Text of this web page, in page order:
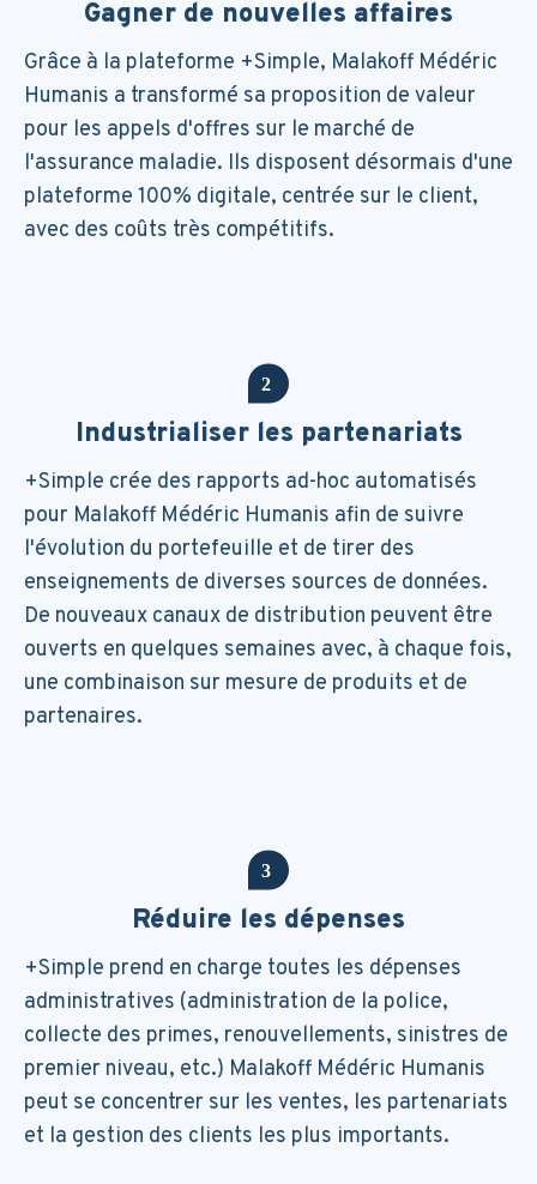
Gagner de nouvelles affaires
Grâce à la plateforme +Simple, Malakoff Médéric
Humanis a transformé sa proposition de valeur
pour les appels d'offres sur le marché de
l'assurance maladie. Ils disposent désormais d'une
plateforme 100% digitale, centrée sur le client,
avec des coûts très compétitifs.
Industrialiser les partenariats
+Simple crée des rapports ad-hoc automatisés
pour Malakoff Médéric Humanis afin de suivre
l'évolution du portefeuille et de tirer des
enseignements de diverses sources de données.
De nouveaux canaux de distribution peuvent être
ouverts en quelques semaines avec, à chaque fois,
une combinaison sur mesure de produits et de
partenaires.
Réduire les dépenses
+Simple prend en charge toutes les dépenses
administratives (administration de la police,
collecte des primes, renouvellements, sinistres de
premier niveau, etc.) Malakoff Médéric Humanis
peut se concentrer sur les ventes, les partenariats
et la gestion des clients les plus importants.